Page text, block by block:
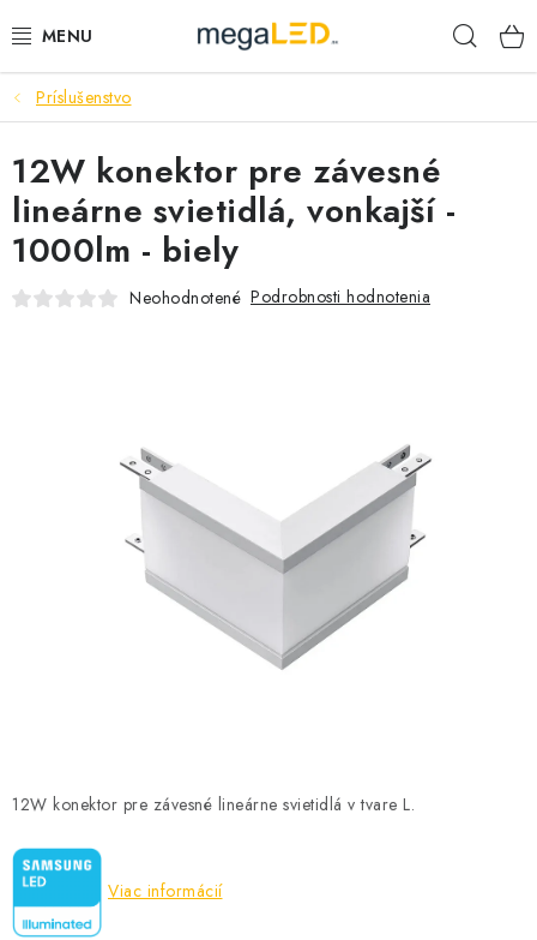
na
PRIEMYSEL
SVIETIDLÁ
ŽIAROVKY A TRUBICE
PRACOVNÉ SVIETIDLÁ
SAMSUNG SVIETIDLÁ
SOLÁRNE SYSTÉMY
SEZÓNNE VÝPREDAJE POĽNOPOTREBY
O NÁS - MEGALED & JANTON ZÁKAMENNÉ
Reklamácie a formulár na odstúpenie od zmluvy
Príslušenstvo
12W konektor pre závesné lineárne svietidlá v tvare L.
Viac informácií
12W konektor pre závesné
lineárne svietidlá, vonkajší -
1000lm - biely
Neohodnotené Podrobnosti hodnotenia